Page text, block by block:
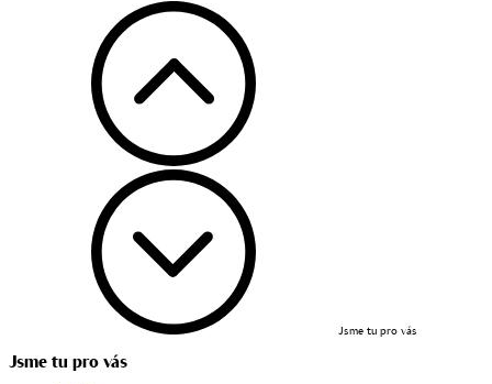
Jsme tu pro vás
Jsme tu pro vás